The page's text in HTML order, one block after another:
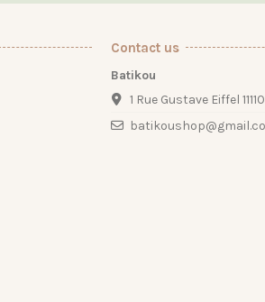
Contact us
Batikou
1 Rue Gustave Eiffel